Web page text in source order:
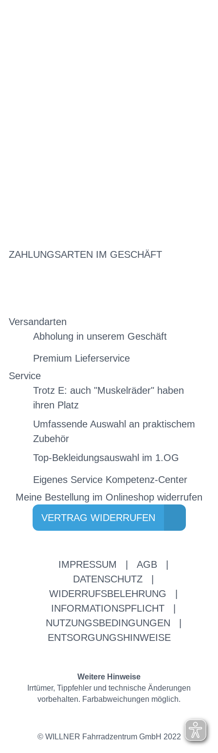
ZAHLUNGSARTEN IM GESCHÄFT
Versandarten
Abholung in unserem Geschäft
Premium Lieferservice
Service
Trotz E: auch "Muskelräder" haben
ihren Platz
Umfassende Auswahl an praktischem
Zubehör
Top-Bekleidungsauswahl im 1.OG
Eigenes Service Kompetenz-Center
Meine Bestellung im Onlineshop widerrufen
VERTRAG WIDERRUFEN
IMPRESSUM AGB
DATENSCHUTZ
WIDERRUFSBELEHRUNG
INFORMATIONSPFLICHT
NUTZUNGSBEDINGUNGEN
ENTSORGUNGSHINWEISE
Weitere Hinweise
Irrtümer, Tippfehler und technische Änderungen
vorbehalten. Farbabweichungen möglich.
© WILLNER Fahrradzentrum GmbH 2022